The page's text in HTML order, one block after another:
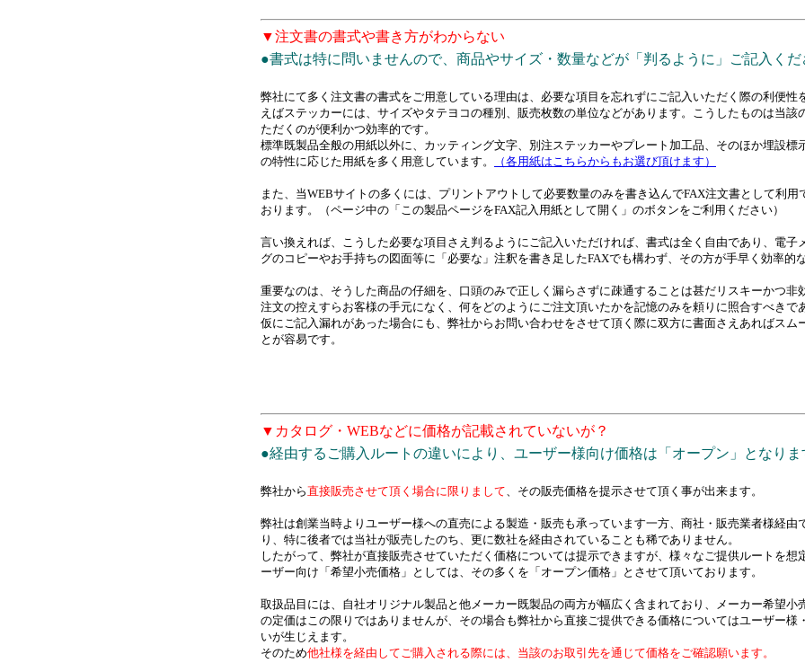
▼注文書の書式や書き方がわからない
●書式は特に問いませんので、商品やサイズ・数量などが「判るように」ご記入くだ
弊社にて多く注文書の書式をご用意している理由は、必要な項目を忘れずにご記入いただく際の利便性
えばステッカーには、サイズやタテヨコの種別、販売枚数の単位などがあります。こうしたものは当該
ただくのが便利かつ効率的です。
標準既製品全般の用紙以外に、カッティング文字、別注ステッカーやプレート加工品、そのほか埋設標
の特性に応じた用紙を多く用意しています。
（各用紙はこちらからもお選び頂けます）
また、当WEBサイトの多くには、プリントアウトして必要数量のみを書き込んでFAX注文書として利用
おります。（ページ中の「この製品ページをFAX記入用紙として開く」のボタンをご利用ください）
言い換えれば、こうした必要な項目さえ判るようにご記入いただければ、書式は全く自由であり、電子
グのコピーやお手持ちの図面等に「必要な」注釈を書き足したFAXでも構わず、その方が手早く効率的
重要なのは、そうした商品の仔細を、口頭のみで正しく漏らさずに疎通することは甚だリスキーかつ非
注文の控えすらお客様の手元になく、何をどのようにご注文頂いたかを記憶のみを頼りに照合すべきで
仮にご記入漏れがあった場合にも、弊社からお問い合わせをさせて頂く際に双方に書面さえあればスム
とが容易です。
▼カタログ・WEBなどに価格が記載されていないが？
●経由するご購入ルートの違いにより、ユーザー様向け価格は「オープン」となりま
弊社から直接販売させて頂く場合に限りまして、その販売価格を提示させて頂く事が出来ます。
弊社は創業当時よりユーザー様への直売による製造・販売も承っています一方、商社・販売業者様経由
り、特に後者では当社が販売したのち、更に数社を経由されていることも稀でありません。
したがって、弊社が直接販売させていただく価格については提示できますが、様々なご提供ルートを想
ーザー向け「希望小売価格」としては、その多くを「オープン価格」とさせて頂いております。
取扱品目には、自社オリジナル製品と他メーカー既製品の両方が幅広く含まれており、メーカー希望小
の定価はこの限りではありませんが、その場合も弊社から直接ご提供できる価格についてはユーザー様
いが生じえます。
そのため他社様を経由してご購入される際には、当該のお取引先を通じて価格をご確認願います。